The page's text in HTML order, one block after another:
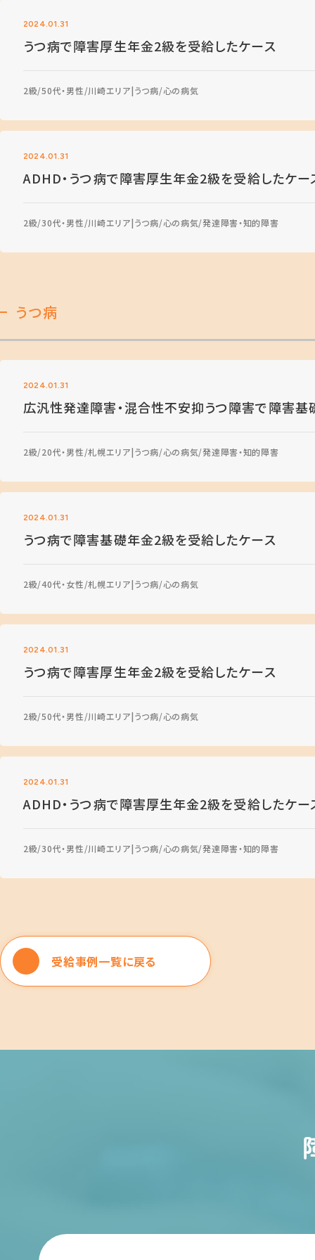
2024.01.31
うつ病で障害厚生年金2級を受給したケース
2級 50代・男性 川崎エリア うつ病 心の病気
2024.01.31
ADHD・うつ病で障害厚生年金2級を受給したケー
2級 30代・男性 川崎エリア うつ病 心の病気 発達障害・知的障害
うつ病
2024.01.31
広汎性発達障害・混合性不安抑うつ障害で障害
2級 20代・男性 札幌エリア うつ病 心の病気 発達障害・知的障害
2024.01.31
うつ病で障害基礎年金2級を受給したケース
2級 40代・女性 札幌エリア うつ病 心の病気
2024.01.31
うつ病で障害厚生年金2級を受給したケース
2級 50代・男性 川崎エリア うつ病 心の病気
2024.01.31
ADHD・うつ病で障害厚生年金2級を受給したケー
2級 30代・男性 川崎エリア うつ病 心の病気 発達障害・知的障害
受給事例一覧に戻る